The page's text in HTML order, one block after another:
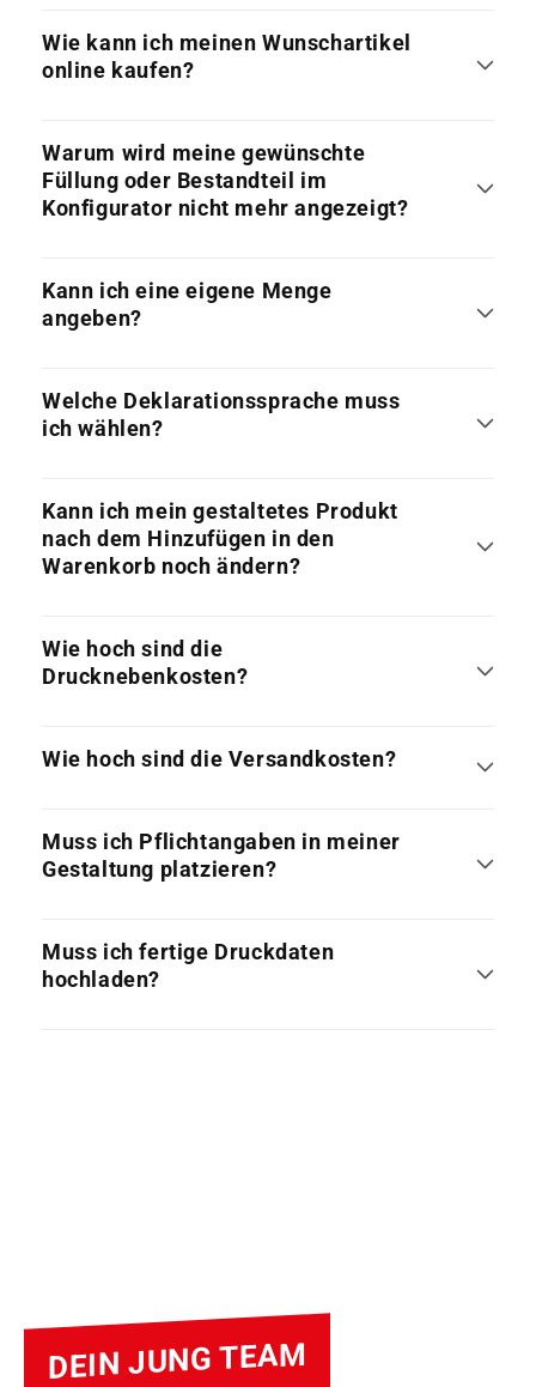
Wie kann ich meinen Wunschartikel
online kaufen?
Warum wird meine gewünschte
Füllung oder Bestandteil im
Konfigurator nicht mehr angezeigt?
Kann ich eine eigene Menge
angeben?
Welche Deklarationssprache muss
ich wählen?
Kann ich mein gestaltetes Produkt
nach dem Hinzufügen in den
Warenkorb noch ändern?
Wie hoch sind die
Drucknebenkosten?
Wie hoch sind die Versandkosten?
Muss ich Pflichtangaben in meiner
Gestaltung platzieren?
Muss ich fertige Druckdaten
hochladen?
DEIN JUNG TEAM